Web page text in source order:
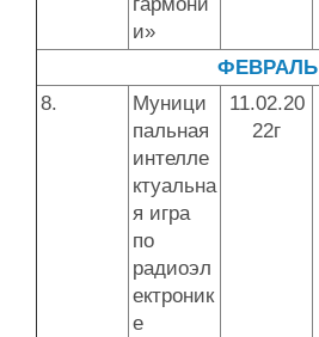
гармони
и»
ФЕВРАЛЬ
8.
Муници
пальная
интелле
ктуальна
я игра
по
радиоэл
ектроник
е
11.02.20
22г